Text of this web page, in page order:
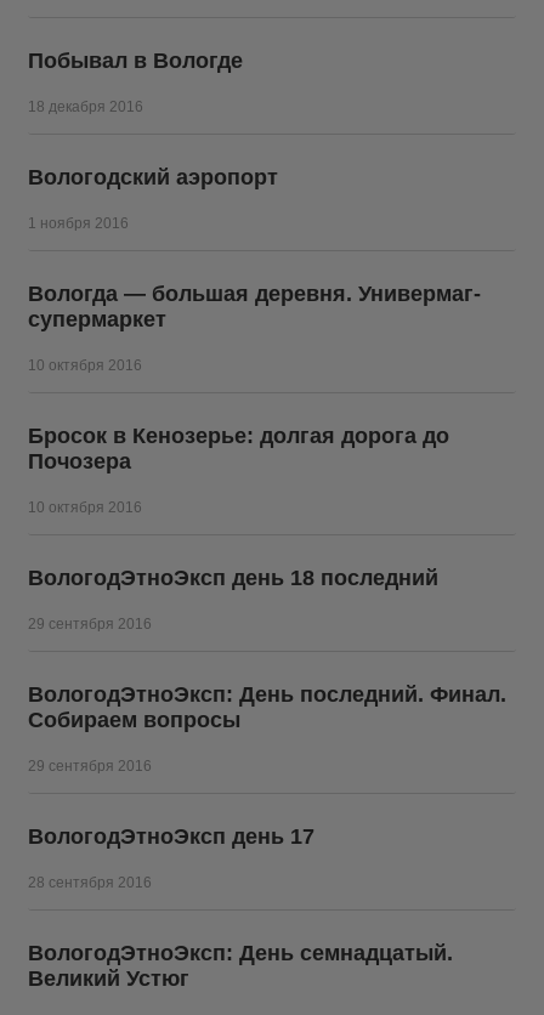
Побывал в Вологде
18 декабря 2016
Вологодский аэропорт
1 ноября 2016
Вологда — большая деревня. Универмаг-
супермаркет
10 октября 2016
Бросок в Кенозерье: долгая дорога до
Почозера
10 октября 2016
ВологодЭтноЭксп день 18 последний
29 сентября 2016
ВологодЭтноЭксп: День последний. Финал.
Собираем вопросы
29 сентября 2016
ВологодЭтноЭксп день 17
28 сентября 2016
ВологодЭтноЭксп: День семнадцатый.
Великий Устюг